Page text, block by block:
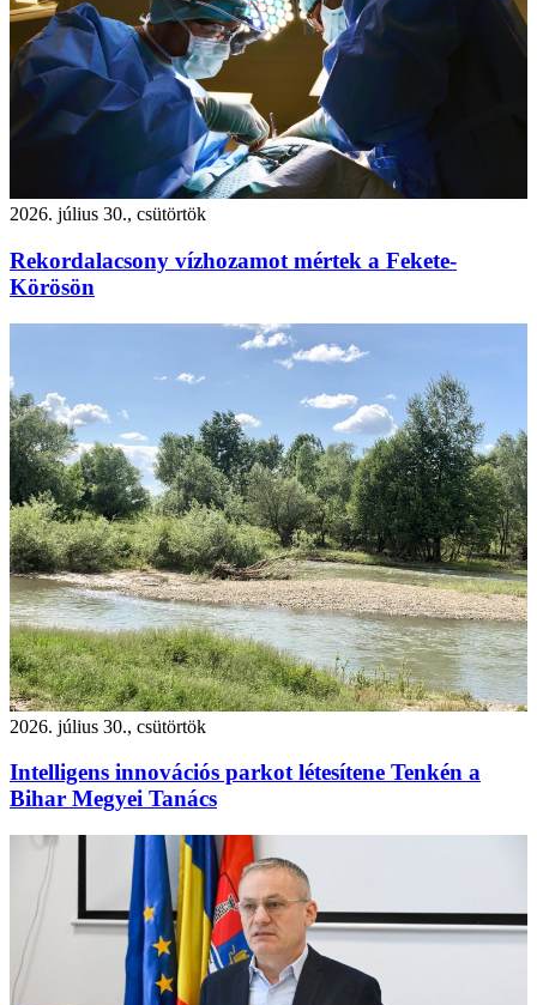
2026. július 30., csütörtök
Rekordalacsony vízhozamot mértek a Fekete-
Körösön
2026. július 30., csütörtök
Intelligens innovációs parkot létesítene Tenkén a
Bihar Megyei Tanács